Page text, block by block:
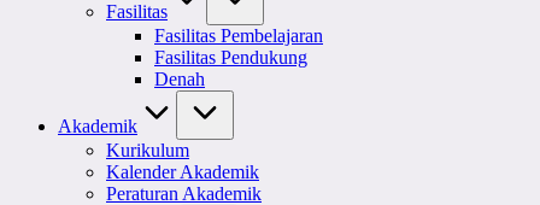
Fasilitas
Fasilitas Pembelajaran
Fasilitas Pendukung
Denah
Akademik
Kurikulum
Kalender Akademik
Peraturan Akademik